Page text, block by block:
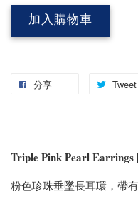
加入購物車
分享 Tweet
Triple Pink Pearl Earrings
粉色珍珠垂墜長耳環，帶